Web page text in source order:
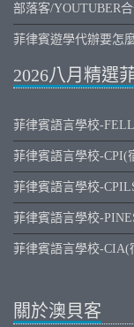
部落客/YOUTUBER
菲律賓遊學代辦要怎
2026八月精選
菲律賓語言學校-
菲律賓語言學校-CPI(
菲律賓語言學校-
菲律賓語言學校-
菲律賓語言學校-CIA(
關於澳貝客